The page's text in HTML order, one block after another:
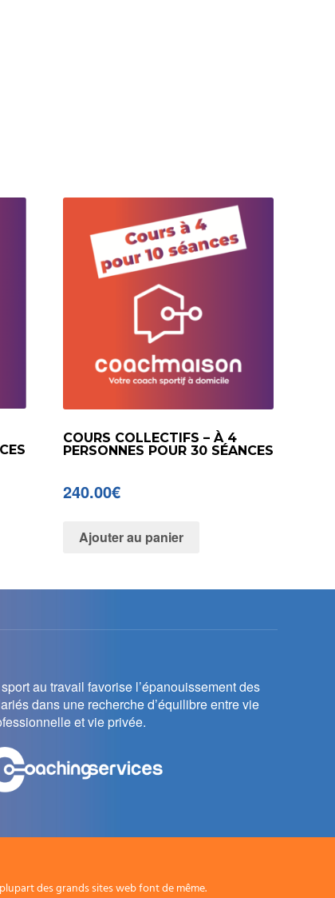
COURS COLLECTIFS – À 4
PERSONNES POUR 30 SÉANCES
240.00€
Ajouter au panier
au travail favorise l’épanouissement des
dans une recherche d’équilibre entre vie
et vie privée.
des grands sites web font de même.